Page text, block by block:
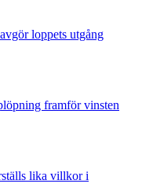
loppets utgång
framför vinsten
lika villkor i